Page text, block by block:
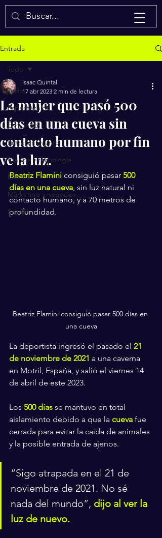
Isaac Quintal
Entrada
Todo
Espectáculos
El mundo
Entretenimiento
Ciencia y tecnología
México
Marketing y negocios
Salud
Todo
La mujer que pasó 500
días en una cueva sin
contacto humano por fin
ve la luz.
Isaac Quintal
17 abr 2023 2 min de lectura
Beatriz Flamini consiguió pasar 500
días en una cueva, sin luz natural ni
contacto humano, y a 70 metros de
profundidad.
Beatriz Flamini consiguió pasar 500 días en
una cueva
La deportista ingresó el pasado el 21
de noviembre de 2021 a una caverna
en Motril, España, y salió el viernes 14
de abril de este 2023.
Los 500 días se mantuvo en total
aislamiento debido a que la cueva fue
cerrada para evitar la caída de animales
y la posible entrada de ajenos.
“Sigo atrapada en el 21 de
noviembre de 2021. No sé
nada del mundo”, dijo al ver la
luz de nuevo.